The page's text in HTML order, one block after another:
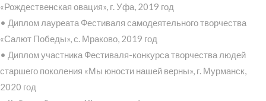
«Рождественская овация», г. Уфа, 2019 год
• Диплом лауреата Фестиваля самодеятельного творчества
«Салют Победы», с. Мраково, 2019 год
• Диплом участника Фестиваля-конкурса творчества людей
старшего поколения «Мы юности нашей верны», г. Мурманск,
2020 год